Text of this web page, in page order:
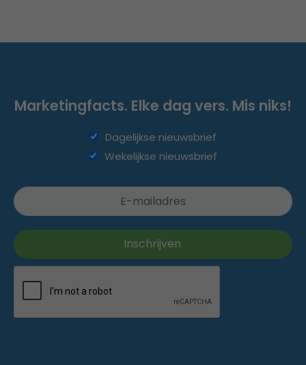
Marketingfacts. Elke dag vers. Mis niks!
Dagelijkse nieuwsbrief
Wekelijkse nieuwsbrief